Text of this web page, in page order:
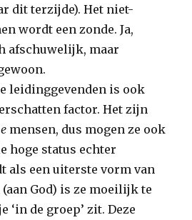
dit terzijde). Het niet-
wordt een zonde. Ja,
afschuwelijk, maar
leidinggevenden is ook
factor. Het zijn
mensen, dus mogen ze ook
hoge status echter
als een uiterste vorm van
God) is ze moeilijk te
‘in de groep’ zit. Deze